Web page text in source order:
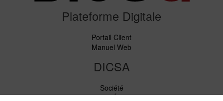
Plateforme Digitale
Portail Client
Manuel Web
DICSA
Société
Nouvelles et Événements